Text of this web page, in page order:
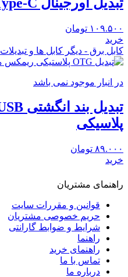
۱۰۹.۵۰۰ تومان
خرید
کابل برق - دیگر کابل ها و تبدیلات
در انبار موجود نمی باشد
پلاسیکی
۸۹.۰۰۰ تومان
خرید
راهنمای مشتریان
قوانین و مقررات سایت
حریم خصوصی مشتریان
شرایط و ضوابط گارانتی
راهنما
راهنمای خرید
تماس با ما
درباره ما